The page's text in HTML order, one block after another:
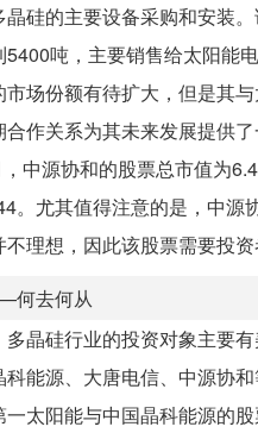
晶硅的主要设备采购和安装
5400吨，主要销售给太阳能
市场份额有待扩大，但是其
合作关系为其未来发展提供
中源协和的股票总市值为
。尤其值得注意的是，中源
理想，因此该股票需要投资
何去何从
多晶硅行业的投资对象主要
科能源、大唐电信、中源协
一太阳能与中国晶科能源的